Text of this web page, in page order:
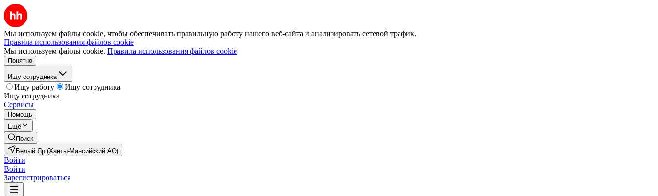
Мы используем файлы cookie, чтобы обеспечивать правильную работу нашего веб-сайта и анализировать сетевой трафик.
Правила использования файлов cookie
Мы используем файлы cookie. Правила использования файлов cookie
Понятно
Ищу сотрудника
Ищу работу
Ищу сотрудника
Ищу сотрудника
Сервисы
Помощь
Ещё
Поиск
Белый Яр (Ханты-Мансийский АО)
Войти
Войти
Зарегистрироваться